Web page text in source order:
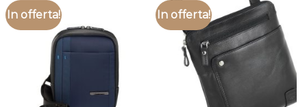
In offerta! In offerta!